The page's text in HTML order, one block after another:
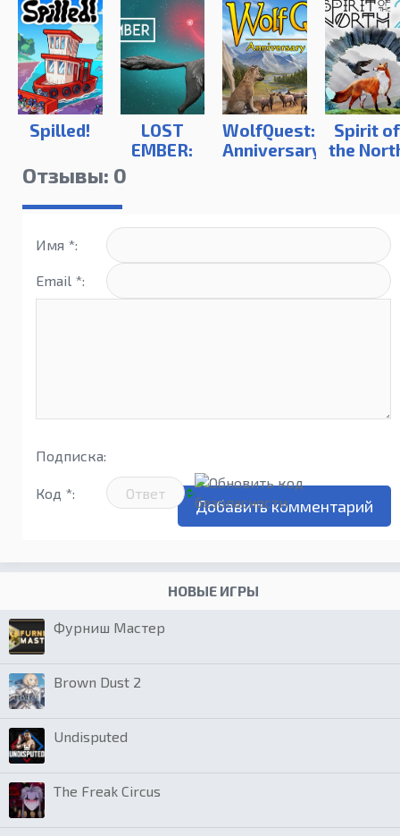
Spilled!
LOST
EMBER:
Rekindled
WolfQuest:
Anniversary
Spirit of
the
Отзывы: 0
Имя *:
Email *:
Подписка:
Код *:
НОВЫЕ ИГРЫ
Фурниш Мастер
Brown Dust 2
Undisputed
The Freak Circus